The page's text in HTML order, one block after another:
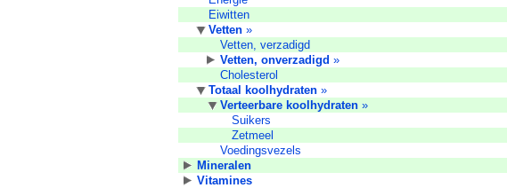
Eiwitten
Vetten »
Vetten, verzadigd
Vetten, onverzadigd »
Cholesterol
Totaal koolhydraten »
Verteerbare koolhydraten »
Suikers
Zetmeel
Voedingsvezels
Mineralen
Vitamines